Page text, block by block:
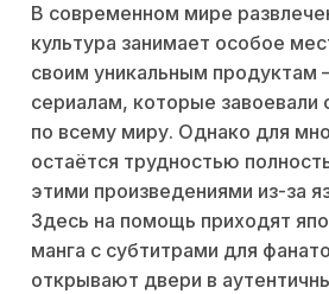
В современном мире
культура занимает особое
своим уникальным продуктам
сериалам, которые завоевали
по всему миру. Однако для
остаётся трудностью
этими произведениями из-за
Здесь на помощь приходят
манга с субтитрами для
открывают двери в